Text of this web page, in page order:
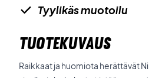
Tyylikäs muotoilu
TUOTEKUVAUS
Raikkaat ja huomiota herättävät